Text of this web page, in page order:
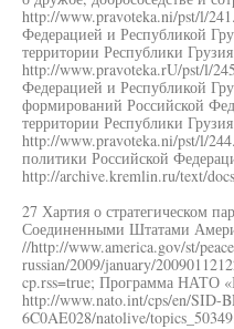
http://www.pravoteka.ni/pst/l/
Федерацией и Республикой
территории Республики
http://www.pravoteka.rU/pst/l/
Федерацией и Республикой
формирований Российской
территории Республики
http://www.pravoteka.ni/pst/l/
политики Российской
http://archive.kremlin.ru/text/
27 Хартия о стратегическом
Соединенными Штатами
//http://www.america.gov/st/
russian/2009/january/
cp.rss=true; Программа НАТО
http://www.nato.int/cps/en/SID-
6C0AE028/natolive/